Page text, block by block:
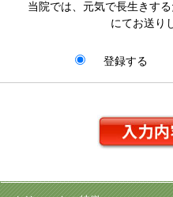
当院では、元気で長生きす
にてお送り
登録する